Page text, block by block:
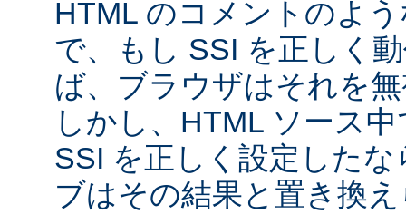
HTML のコメントのよ
で、もし SSI を正しく
ば、ブラウザはそれを
しかし、HTML ソース
SSI を正しく設定した
ブはその結果と置き換